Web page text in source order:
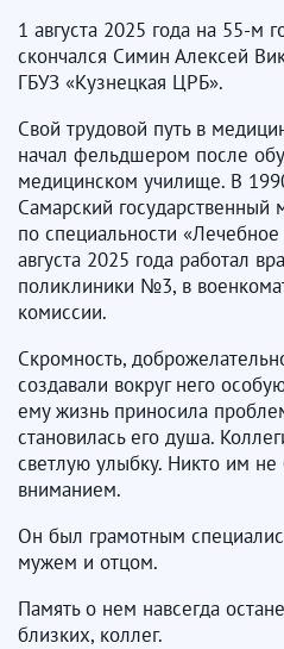
1 августа 2025 года на 55-м
скончался Симин Алексей
ГБУЗ «Кузнецкая ЦРБ».
Свой трудовой путь в
начал фельдшером после
медицинском училище. В
Самарский государственный
по специальности
августа 2025 года работал
поликлиники №3, в
комиссии.
Скромность,
создавали вокруг него
ему жизнь приносила
становилась его душа.
светлую улыбку. Никто им
вниманием.
Он был грамотным
мужем и отцом.
Память о нем навсегда
близких, коллег.